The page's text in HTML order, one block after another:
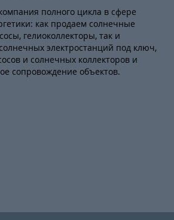
полного цикла в сфере
как продаем солнечные
гелиоколлекторы, так и
электростанций под ключ,
и солнечных коллекторов и
сопровождение объектов.